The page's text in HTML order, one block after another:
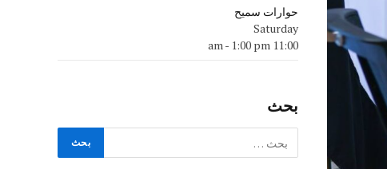
حوارات سميح
Saturday
11:00 am
- 1:00 pm
بحث